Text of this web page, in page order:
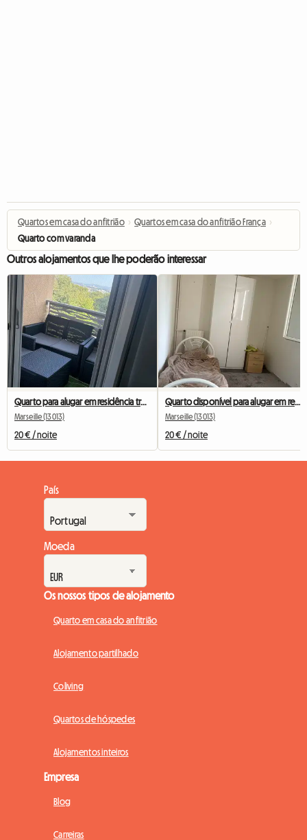
Quartos em casa do anfitrião › Quartos em casa do anfitrião França ›
Quarto com varanda
Outros alojamentos que lhe poderão interessar
Quarto para alugar em residência tranquila
Marseille (13013)
20 € / noite
Quarto disponível para alugar em residência familiar.
Marseille (13013)
20 € / noite
País
Moeda
Os nossos tipos de alojamento
Quarto em casa do anfitrião
Alojamento partilhado
Coliving
Quartos de hóspedes
Alojamentos inteiros
Empresa
Blog
Carreiras